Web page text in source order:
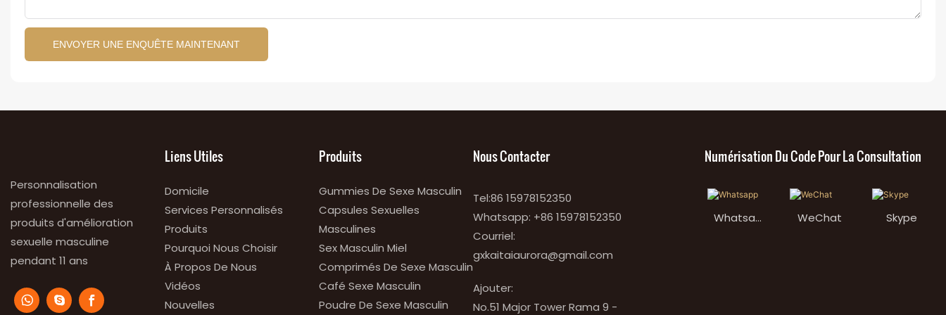
ENVOYER UNE ENQUÊTE MAINTENANT
Personnalisation
professionnelle des
produits d'amélioration
sexuelle masculine
pendant 11 ans
Liens Utiles
Domicile
Services Personnalisés
Produits
Pourquoi Nous Choisir
À Propos De Nous
Vidéos
Nouvelles
Produits
Gummies De Sexe Masculin
Capsules Sexuelles
Masculines
Sex Masculin Miel
Comprimés De Sexe Masculin
Café Sexe Masculin
Poudre De Sexe Masculin
Nous Contacter
Tel:86 15978152350
Whatsapp: +86 15978152350
Courriel:
gxkaitaiaurora@gmail.com
Ajouter:
No.51 Major Tower Rama 9 -
Numérisation Du Code Pour La Consultation
Whatsap
WeChat Skype